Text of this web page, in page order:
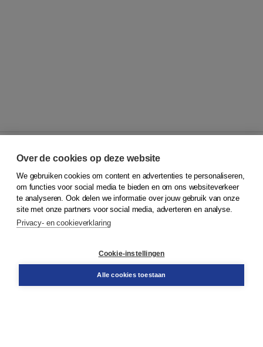
© 2026Koninklijke Boom uitgevers
Klantenservice
Service & informatie
Contact
Over de cookies op deze website
We gebruiken cookies om content en advertenties te personaliseren,
om functies voor social media te bieden en om ons websiteverkeer
te analyseren. Ook delen we informatie over jouw gebruik van onze
site met onze partners voor social media, adverteren en analyse.
Privacy- en cookieverklaring
Cookie-instellingen
Alle cookies toestaan